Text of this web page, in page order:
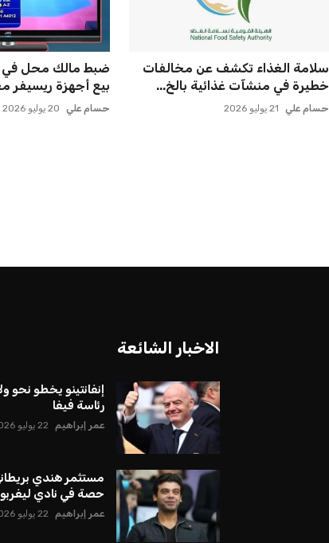
سلامة الغذاء تكشف عن مخالفات
خطيرة في منشآت غذائية بالخ...
حسام علي 21 يوليو 2026
ضبط مالك محل في
بيع أجهزة ريسيفر
حسام علي 20 يوليو 2026
الاخبار الشائعة
إنفانتينو يخطو نحو
رئاسة فيفا
عمر إبراهيم 22 يوليو 2026
مستثمر هندي
حصة في نادي
عمر إبراهيم 22 يوليو 2026